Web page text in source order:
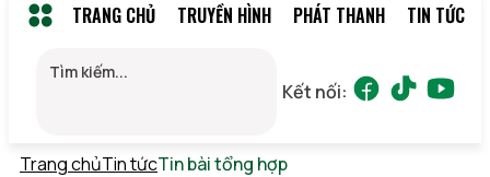
TRANG CHỦ TRUYỀN HÌNH PHÁT THANH TIN TỨC
Kết nối:
Trang chủTin tứcTin bài tổng hợp